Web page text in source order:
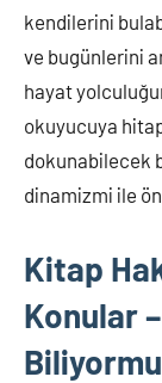
kendilerini
ve bugünlerini
hayat
okuyucuya
dokunabilecek
dinamizmi ile
Kitap
Konular